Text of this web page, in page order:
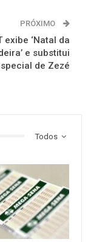
PRÓXIMO
exibe ‘Natal da
e substitui
de Zezé
Todos